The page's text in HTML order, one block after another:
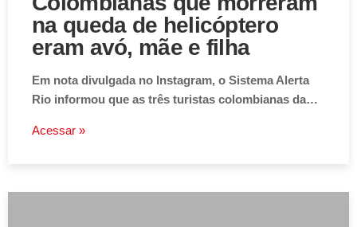
na queda de helicóptero
eram avó, mãe e filha
Em nota divulgada no Instagram, o Sistema Alerta
Rio informou que as três turistas colombianas da…
Acessar »